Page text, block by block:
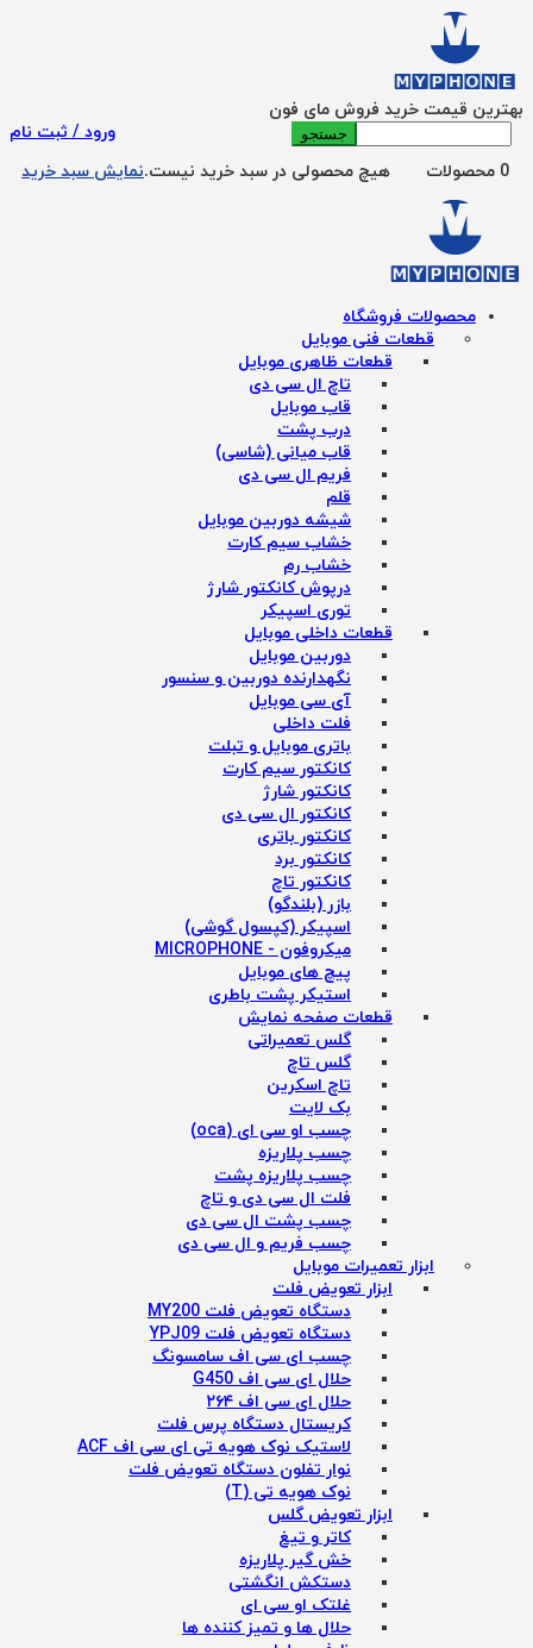
بهترین قیمت خرید فروش مای فون
برای:
ورود / ثبت نام
0 محصولات
نمایش سبد خریدهیچ محصولی در سبد خرید نیست.
محصولات فروشگاه
قطعات فنی موبایل
قطعات ظاهری موبایل
تاچ ال سی دی
قاب موبایل
درب پشت
قاب میانی (شاسی)
فریم ال سی دی
قلم
شیشه دوربین موبایل
خشاب سیم کارت
خشاب رم
درپوش کانکتور شارژ
توری اسپیکر
قطعات داخلی موبایل
دوربین موبایل
نگهدارنده دوربین و سنسور
آی سی موبایل
فلت داخلی
باتری موبایل و تبلت
کانکتور سیم کارت
کانکتور شارژ
کانکتور ال سی دی
کانکتور باتری
کانکتور برد
کانکتور تاچ
بازر (بلندگو)
اسپیکر (کپسول گوشی)
میکروفون - MICROPHONE
پیچ های موبایل
استیکر پشت باطری
قطعات صفحه نمایش
گلس تعمیراتی
گلس تاچ
تاچ اسکرین
بک لایت
چسب او سی ای (oca)
چسب پلاریزه
چسب پلاریزه پشت
فلت ال سی دی و تاچ
چسب پشت ال سی دی
چسب فریم و ال سی دی
ابزار تعمیرات موبایل
ابزار تعویض فلت
دستگاه تعویض فلت MY200
دستگاه تعویض فلت YPJ09
چسب ای سی اف سامسونگ
حلال ای سی اف G450
حلال ای سی اف ۲۶۴
کریستال دستگاه پرس فلت
لاستیک نوک هویه تی ای سی اف ACF
نوار تفلون دستگاه تعویض فلت
نوک هویه تی (T)
ابزار تعویض گلس
کاتر و تیغ
خش گیر پلاریزه
دستکش انگشتی
غلتک او سی ای
حلال ها و تمیز کننده ها